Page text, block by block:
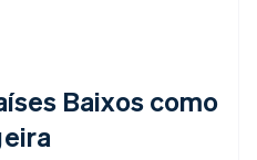
Baixos como